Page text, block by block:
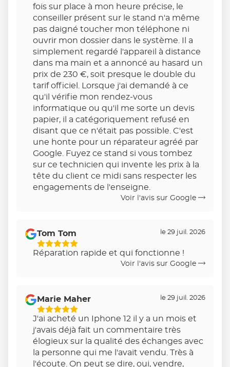
fois sur place à mon heure précise, le
conseiller présent sur le stand n'a même
pas daigné toucher mon téléphone ni
ouvrir mon dossier dans le système. Il a
simplement regardé l'appareil à distance
dans ma main et a annoncé au hasard un
prix de 230 €, soit presque le double du
tarif officiel. Lorsque j'ai demandé à ce
qu'il vérifie mon rendez-vous
informatique ou qu'il me sorte un devis
papier, il a catégoriquement refusé en
disant que ce n'était pas possible. C'est
une honte pour un réparateur agréé par
Google. Fuyez ce stand si vous tombez
sur ce technicien qui invente les prix à la
tête du client ce midi sans respecter les
engagements de l'enseigne.
Voir l'avis sur Google
Tom Tom
5
Étoiles
le 29 juil. 2026
Réparation rapide et qui fonctionne !
Voir l'avis sur Google
Marie Maher
5
Étoiles
Sur
5
le 29 juil. 2026
J'ai acheté un Iphone 12 il y a un mois et
j'avais déjà fait un commentaire très
élogieux sur la qualité des échanges avec
la personne qui me l'avait vendu. Très à
l'écoute. On peut se dire, oui, vendre,